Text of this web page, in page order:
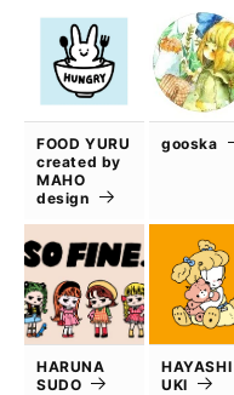
FOOD YURU
created by
MAHO
design
gooska
HARUNA
SUDO
HAYASHI
UKI